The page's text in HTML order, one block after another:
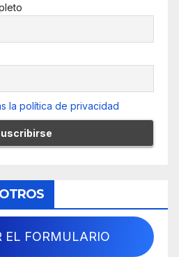
la política de privacidad
EL FORMULARIO